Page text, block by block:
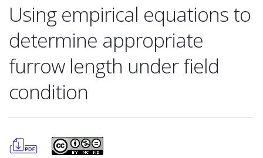
Using empirical equations to
determine appropriate
furrow length under field
condition